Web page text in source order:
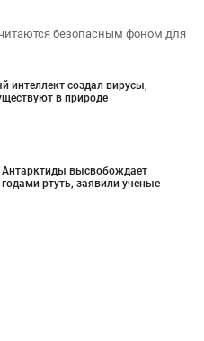
безопасным фоном для
интеллект создал вирусы,
в природе
Антарктиды высвобождает
ртуть, заявили ученые